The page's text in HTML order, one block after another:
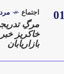
01 اجتماع مرداد
مرگِ
خاکریز
بازاریابان